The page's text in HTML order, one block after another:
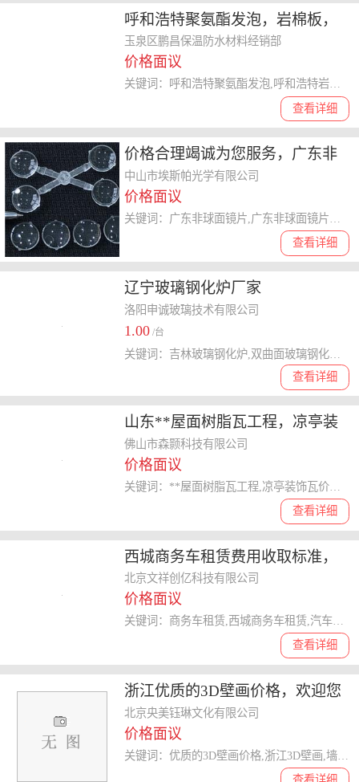
呼和浩特聚氨酯发泡，岩棉板，
选择鹏昌保温让您放心
玉泉区鹏昌保温防水材料经销部
价格面议
查看详细
关键词：呼和浩特聚氨酯发泡,呼和浩特岩棉板,呼和浩特聚氨酯发泡工程
价格合理竭诚为您服务，广东非
球面镜片制造厂家
中山市埃斯帕光学有限公司
价格面议
查看详细
辽宁玻璃钢化炉厂家
洛阳申诚玻璃技术有限公司
1.00 /台
查看详细
山东**屋面树脂瓦工程，凉亭装
饰瓦价格，复古瓦
佛山市森颢科技有限公司
价格面议
查看详细
西城商务车租赁费用收取标准，
纵享奢华
北京文祥创亿科技有限公司
价格面议
查看详细
关键词：商务车租赁,西城商务车租赁,汽车租赁
浙江优质的3D壁画价格，欢迎您
咨询
北京央美钰琳文化有限公司
价格面议
查看详细